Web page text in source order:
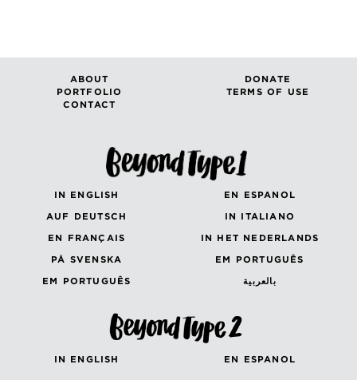
ABOUT
DONATE
PORTFOLIO
TERMS OF USE
CONTACT
IN ENGLISH
EN ESPANOL
AUF DEUTSCH
IN ITALIANO
EN FRANÇAIS
IN HET NEDERLANDS
PÅ SVENSKA
EM PORTUGUÊS
EM PORTUGUÊS
بالعربية
IN ENGLISH EN ESPANOL